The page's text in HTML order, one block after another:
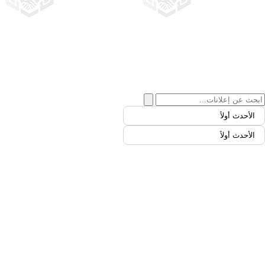
الأحدث أولاً
الأحدث أولاً